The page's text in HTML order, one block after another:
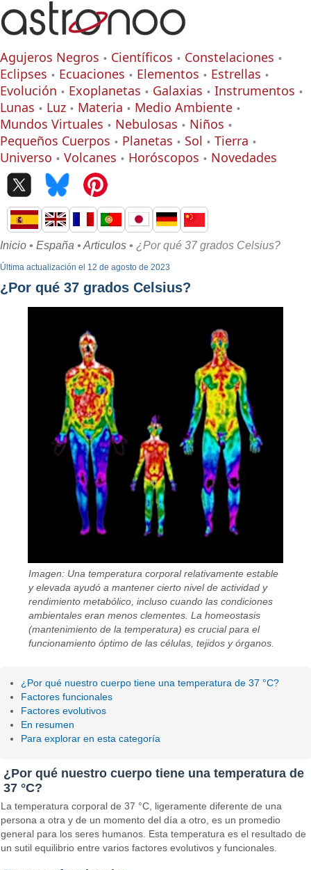
Agujeros Negros Científicos
Constelaciones
Eclipses
Ecuaciones Elementos
Estrellas
Evolución
Exoplanetas Galaxias
Instrumentos
Lunas
Luz Materia
Medio Ambiente
Mundos Virtuales
Nebulosas
Niños
Pequeños Cuerpos
Planetas Sol
Tierra
Universo
Volcanes Horóscopos Novedades
Inicio • España • Articulos • ¿Por qué 37 grados Celsius?
Última actualización el 12 de agosto de 2023
¿Por qué 37 grados Celsius?
Imagen: Una temperatura corporal relativamente estable
y elevada ayudó a mantener cierto nivel de actividad y
rendimiento metabólico, incluso cuando las condiciones
ambientales eran menos clementes. La homeostasis
(mantenimiento de la temperatura) es crucial para el
funcionamiento óptimo de las células, tejidos y órganos.
¿Por qué nuestro cuerpo tiene una temperatura de 37 °C?
Factores funcionales
Factores evolutivos
En resumen
Para explorar en esta categoría
¿Por qué nuestro cuerpo tiene una temperatura de
37 °C?
La temperatura corporal de 37 °C, ligeramente diferente de una
persona a otra y de un momento del día a otro, es un promedio
general para los seres humanos. Esta temperatura es el resultado de
un sutil equilibrio entre varios factores evolutivos y funcionales.